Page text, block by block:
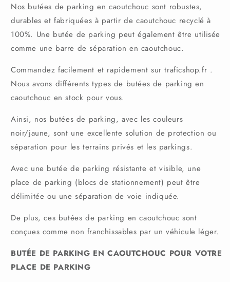
/
jaune,
cm
/
jaune,
55
cm
Nos butées de parking en caoutchouc sont robustes,
durables et fabriquées à partir de caoutchouc recyclé à
100%. Une butée de parking peut également être utilisée
comme une barre de séparation en caoutchouc.
Commandez facilement et rapidement sur traficshop.fr .
Nous avons différents types de butées de parking en
caoutchouc en stock pour vous.
Ainsi, nos butées de parking, avec les couleurs
noir/jaune, sont une excellente solution de protection ou
séparation pour les terrains privés et les parkings.
Avec une butée de parking résistante et visible, une
place de parking (blocs de stationnement) peut être
délimitée ou une séparation de voie indiquée.
De plus, ces butées de parking en caoutchouc sont
conçues comme non franchissables par un véhicule léger.
BUTÉE DE PARKING EN CAOUTCHOUC POUR VOTRE
PLACE DE PARKING